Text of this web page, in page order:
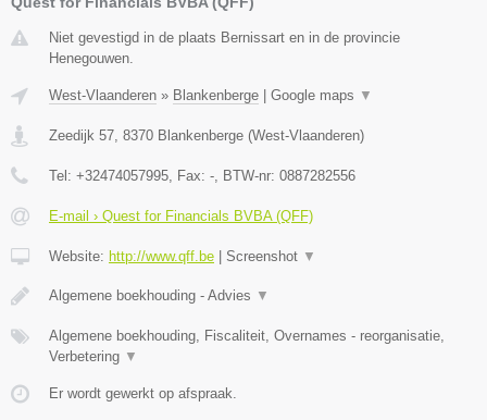
Niet gevestigd in de plaats Bernissart en in de provincie
Henegouwen.
West-Vlaanderen » Blankenberge Google maps ▼
Zeedijk 57, 8370 Blankenberge (West-Vlaanderen)
Tel: +32474057995, Fax: -, BTW-nr: 0887282556
E-mail › Quest for Financials BVBA (QFF)
Website: http://www.qff.be Screenshot ▼
Algemene boekhouding - Advies ▼
Algemene boekhouding, Fiscaliteit, Overnames - reorganisatie,
Verbetering ▼
Er wordt gewerkt op afspraak.